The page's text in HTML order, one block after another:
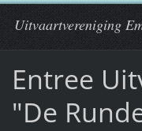
Uitvaartvereniging
Entree
"De